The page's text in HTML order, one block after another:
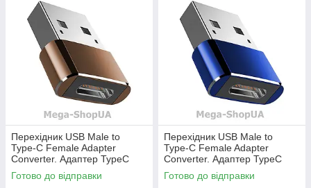
Перехідник USB Male to
Type-C Female Adapter
Converter. Адаптер TypeC
(мама) - USB (тато)
Коричневий
Готово до відправки
Перехідник USB Male to
Type-C Female Adapter
Converter. Адаптер TypeC
(мама) - USB (тато) Синій
Готово до відправки